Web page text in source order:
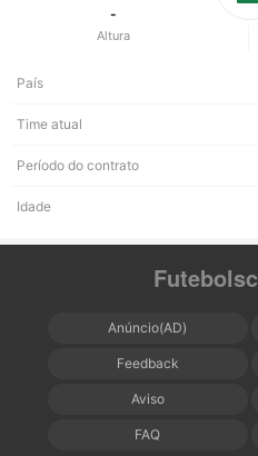
-
Altura
País
Time atual
Período do contrato
Idade
Anúncio(AD)
Feedback
Aviso
FAQ